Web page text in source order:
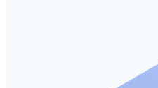
Gráficos en Movimiento
Imágenes Editoriales